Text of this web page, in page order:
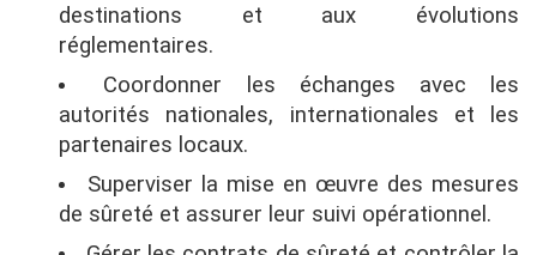
destinations et aux évolutions
réglementaires.
Coordonner les échanges avec les
autorités nationales, internationales et les
partenaires locaux.
Superviser la mise en œuvre des mesures
de sûreté et assurer leur suivi opérationnel.